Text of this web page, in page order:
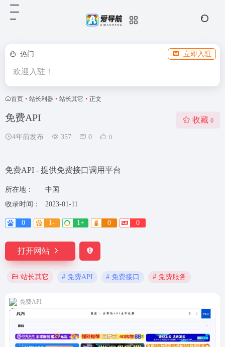
热门 立即入驻
欢迎入驻！
首页 • 站长利器 • 站长其它 • 正文
免费API
4年前发布 357 0 0
收藏 0
免费API - 提供免费接口调用平台
所在地：
中国
收录时间：
2023-01-11
0 1- 1+ 0 0
打开网站
站长其它 # 免费API # 免费接口 # 免费服务
免费API